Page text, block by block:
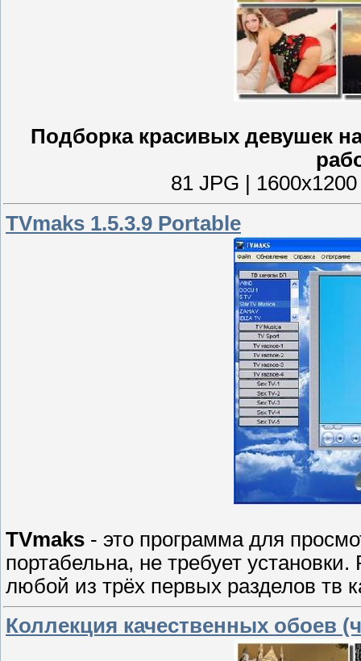
Подборка красивых девушек
81 JPG |
TVmaks 1.5.3.9 Portable
TVmaks - это программа для
портабельна, не требует
любой из трёх первых разделов тв
Коллекция качественных обоев